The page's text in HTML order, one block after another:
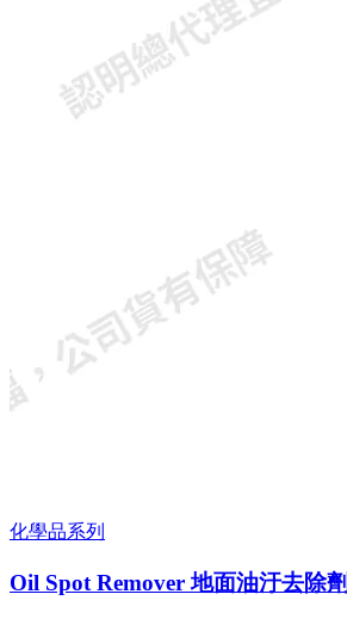
化學品系列
Oil Spot Remover 地面油汙去除劑